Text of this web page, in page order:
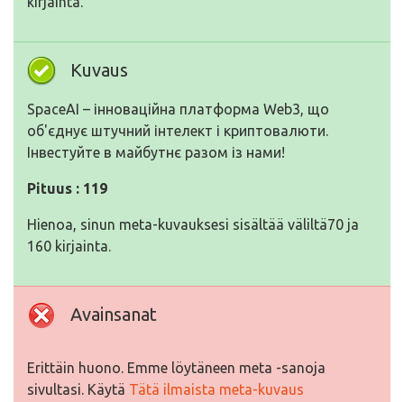
Kuvaus
SpaceAI – інноваційна платформа Web3, що
об'єднує штучний інтелект і криптовалюти.
Інвестуйте в майбутнє разом із нами!
Pituus : 119
Hienoa, sinun meta-kuvauksesi sisältää väliltä70 ja
160 kirjainta.
Avainsanat
Erittäin huono. Emme löytäneen meta -sanoja
sivultasi. Käytä Tätä ilmaista meta-kuvaus